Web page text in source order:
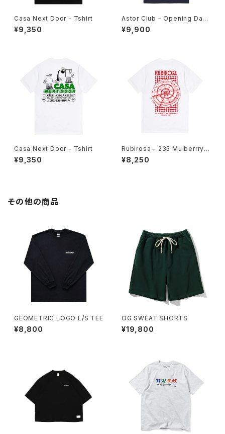
Casa Next Door - Tshirt
¥9,350
Astor Club - Opening Day
Tee
¥9,900
Casa Next Door - Tshirt
¥9,350
Rubirosa - 235 Mulberrry T
shirt
¥8,250
その他の商品
GEOMETRIC LOGO L/S TEE
¥8,800
OG SWEAT SHORTS
¥19,800